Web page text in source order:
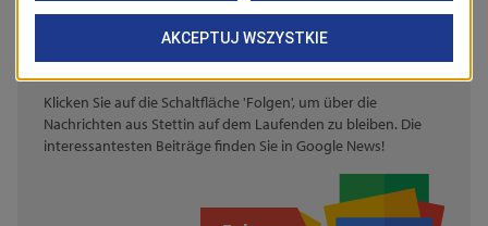
BLEIBEN SIE AUF DEM LAUFENDEN!
Klicken Sie auf die Schaltfläche 'Folgen', um über die
Nachrichten aus Stettin auf dem Laufenden zu bleiben. Die
interessantesten Beiträge finden Sie in Google News!